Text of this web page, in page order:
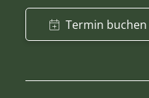
Termin buchen